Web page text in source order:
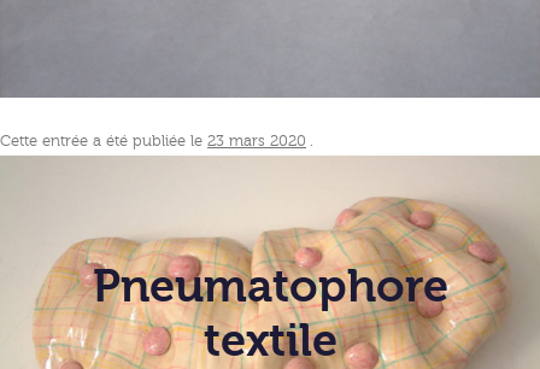
Cette entrée a été publiée le 23 mars 2020
Pneumatophore
textile